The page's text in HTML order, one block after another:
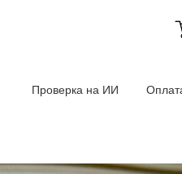
Проверка на ИИ